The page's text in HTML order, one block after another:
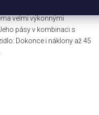
zábavu při hraní!
velmi výkonnými
pásy v kombinaci s
Dokonce i náklony až 45